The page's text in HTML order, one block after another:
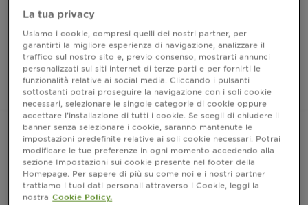
FORMATO 40ML
ACQUISTA ORA
Dove acquistare
INFORMAZIONI PRODOTTO
CLOSE SUBPANEL
La tua privacy
Usiamo i cookie, compresi quelli dei nostri partner, per
garantirti la migliore esperienza di navigazione, analizzare il
traffico sul nostro sito e, previo consenso, mostrarti annunci
personalizzati sui siti internet di terze parti e per fornirti le
funzionalità relative ai social media. Cliccando i pulsanti
sottostanti potrai proseguire la navigazione con i soli cookie
necessari, selezionare le singole categorie di cookie oppure
accettare l’installazione di tutti i cookie. Se scegli di chiudere il
banner senza selezionare i cookie, saranno mantenute le
impostazioni predefinite relative ai soli cookie necessari. Potrai
modificare le tue preferenze in ogni momento accedendo alla
sezione Impostazioni sui cookie presente nel footer della
Homepage. Per sapere di più su come noi e i nostri partner
trattiamo i tuoi dati personali attraverso i Cookie, leggi la
nostra Cookie Policy.